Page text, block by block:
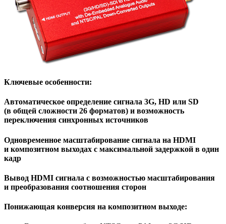
Ключевые особенности:
Автоматическое определение сигнала 3G, HD или SD
(в общей сложности 26 форматов) и возможность
переключения синхронных источников
Одновременное масштабирование сигнала на HDMI
и композитном выходах с максимальной задержкой в один
кадр
Вывод HDMI сигнала с возможностью масштабирования
и преобразования соотношения сторон
Понижающая конверсия на композитном выходе: